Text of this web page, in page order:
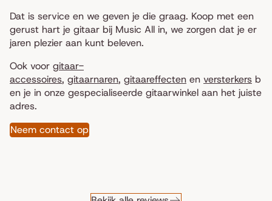
Dat is service en we geven je die graag. Koop met een
gerust hart je gitaar bij Music All in, we zorgen dat je er
jaren plezier aan kunt beleven.
Ook voor gitaar-
accessoires, gitaarnaren, gitaareffecten en versterkers b
en je in onze gespecialiseerde gitaarwinkel aan het juiste
adres.
Neem contact op